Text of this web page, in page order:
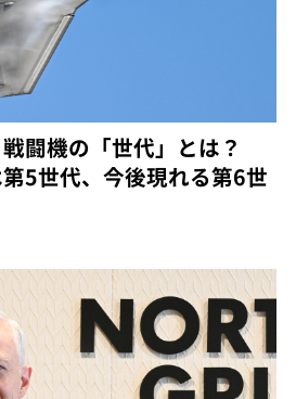
闘機の「世代」とは？
5世代、今後現れる第6世